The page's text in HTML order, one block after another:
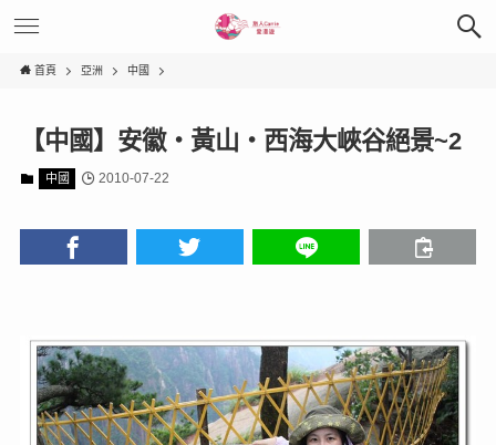
首頁 亞洲 中國
【中國】安徽‧黃山‧西海大峽谷絕景~2
中國 2010-07-22